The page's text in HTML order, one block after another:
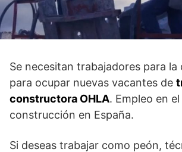
Se necesitan trabajadores para
para ocupar nuevas vacantes de
constructora OHLA. Empleo en
construcción en España.
Si deseas trabajar como peón,